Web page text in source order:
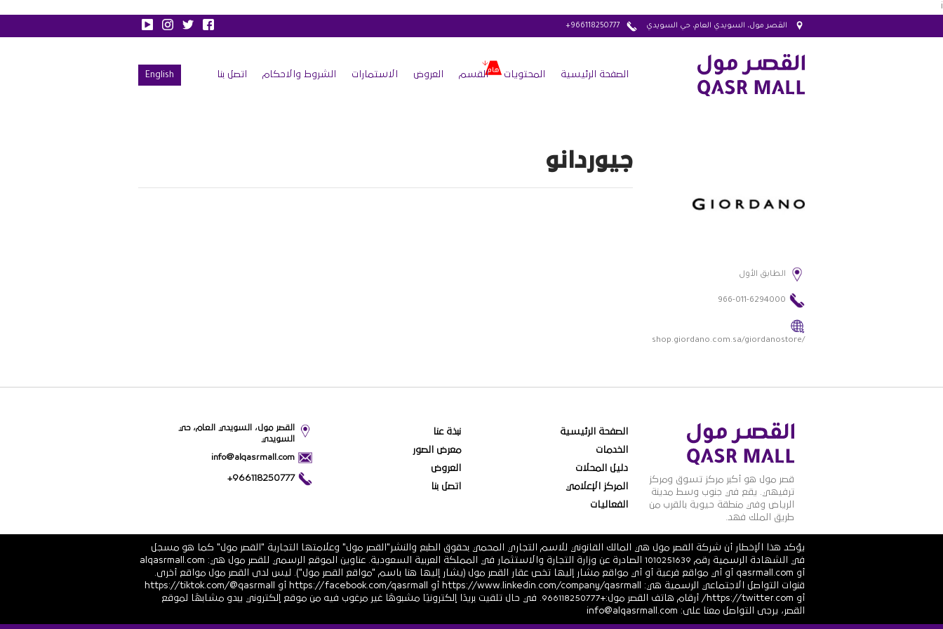
i
القصر مول، السويدي العام، حي السويدي +966118250777
الصفحة الرئيسية المحتويات القسم العروض الاستمارات الشروط والاحكام اتصل بنا English
الطابق الأول
966-011-6294000
shop.giordano.com.sa/giordanostore/
جيوردانو
قصر مول هو أكبر مركز تسوق ومركز
ترفيهي. يقع في جنوب وسط مدينة
الرياض وفي منطقة حيوية بالقرب من
طريق الملك فهد.
الصفحة الرئيسية
الخدمات
دليل المحلات
المركز الإعلامي
الفعاليات
نبذة عنا
معرض الصور
العروض
اتصل بنا
القصر مول، السويدي العام، حي
السويدي
info@alqasrmall.com
+966118250777
يؤكد هذا الإخطار أن شركة القصر مول هي المالك القانوني للاسم التجاري المحمي بحقوق الطبع والنشر"القصر مول" وعلامتها التجارية "القصر مول" كما هو مسجل
في الشهادة الرسمية رقم 1010251639 الصادرة عن وزارة التجارة والاستثمار في المملكة العربية السعودية. عناوين الموقع الرسمي للقصر مول هي: alqasrmall.com
أو qasrmall.com أو أي مواقع فرعية أو أي مواقع مشار إليها تخص عقار القصر مول (يشار إليها هنا باسم "مواقع القصر مول"). ليس لدى القصر مول مواقع أخرى.
قنوات التواصل الاجتماعي الرسمية هي: https://www.linkedin.com/company/qasrmall أو https://facebook.com/qasrmall أو https://tiktok.com/@qasrmall
أو https://twitter.com/ أرقام هاتف القصر مول:+966118250777. في حال تلقيت بريدًا إلكترونيًا مشبوهًا غير مرغوب فيه من موقع إلكتروني يبدو مشابهًا لموقع
القصر، يرجى التواصل معنا على: info@alqasrmall.com